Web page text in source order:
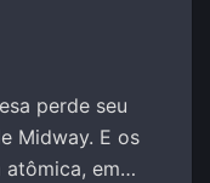
perde seu
Midway. E os
atômica, em